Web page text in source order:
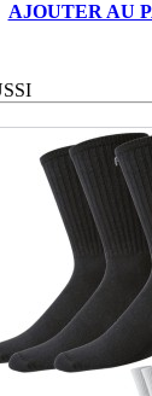
AJOUTER AU